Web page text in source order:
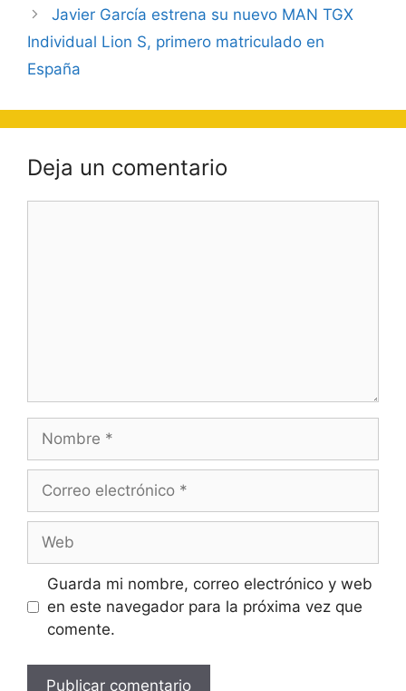
Javier García estrena su nuevo MAN TGX
Individual Lion S, primero matriculado en
España
Deja un comentario
Nombre
Correo
Web
Guarda mi nombre, correo electrónico y web
en este navegador para la próxima vez que
comente.